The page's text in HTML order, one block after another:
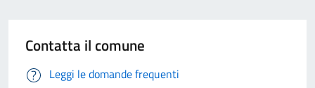
Contatta il comune
Leggi le domande frequenti